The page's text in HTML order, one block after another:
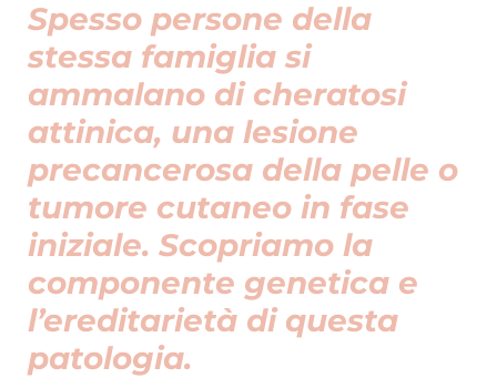
Spesso persone della
stessa famiglia si
ammalano di cheratosi
attinica, una lesione
precancerosa della pelle o
tumore cutaneo in fase
iniziale. Scopriamo la
componente genetica e
l’ereditarietà di questa
patologia.